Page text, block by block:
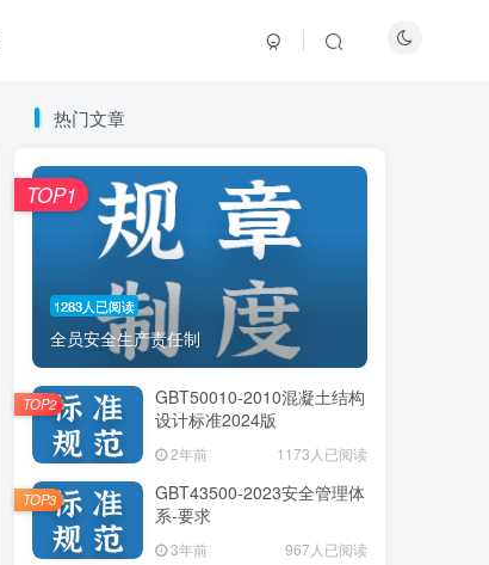
热门文章
1283人已阅读
全员安全生产责任制
TOP1
GBT50010-2010混凝土结构
设计标准2024版
2年前 1173人已阅读
TOP2
GBT43500-2023安全管理体
系-要求
3年前 967人已阅读
TOP3
热门文章
1283人已阅读
全员安全生产责任制
TOP1
GBT50010-2010混凝土结构
设计标准2024版
2年前 1173人已阅读
TOP2
GBT43500-2023安全管理体
系-要求
3年前 967人已阅读
TOP3